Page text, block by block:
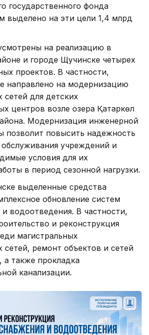
государственного фонда
выделено на эти цели 1,4 млрд
на реализацию в
и городе Щучинске четырех
проектов. В частности,
направлено на модернизацию
для детских
центров возле озера Қатаркөл
Модернизация инженерной
позволит повысить надежность
учреждений и
условия для их
в период сезонной нагрузки.
выделенные средства
обновление систем
водоотведения. В частности,
и реконструкция
магистральных
ремонт объектов и сетей
а также прокладка
канализации.